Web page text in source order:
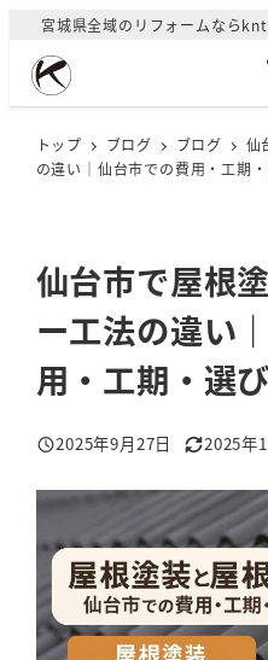
コ
宮城県全域のリフォームなら
トップ ブログ ブログ
仙
の違い｜仙台市での費用・工期
仙台市で屋根
ー工法の違い
用・工期・選
投稿日
2025年9月27日 更新日
2025年